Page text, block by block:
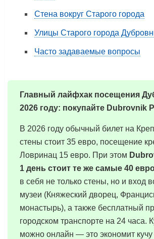
Стена вокруг Старого города
Улицы Старого города
Часто задаваемые вопросы
Главный лайфхак посещения
2026 году: покупайте Dubrovnik
В 2026 году обычный билет на
стены стоит 35 евро, посещение
Ловринац 15 евро. При этом
1 день стоит те же самые 40
в себя не только стены, но и вход
музеи (Княжеский дворец,
монастырь), а также бесплатный
городском транспорте на 24 часа.
можно онлайн — это экономит кучу